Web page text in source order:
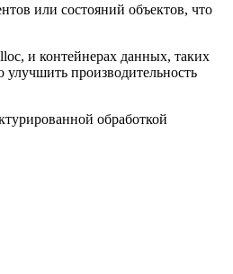
или состояний объектов, что
и контейнерах данных, таких
улучшить производительность
обработкой